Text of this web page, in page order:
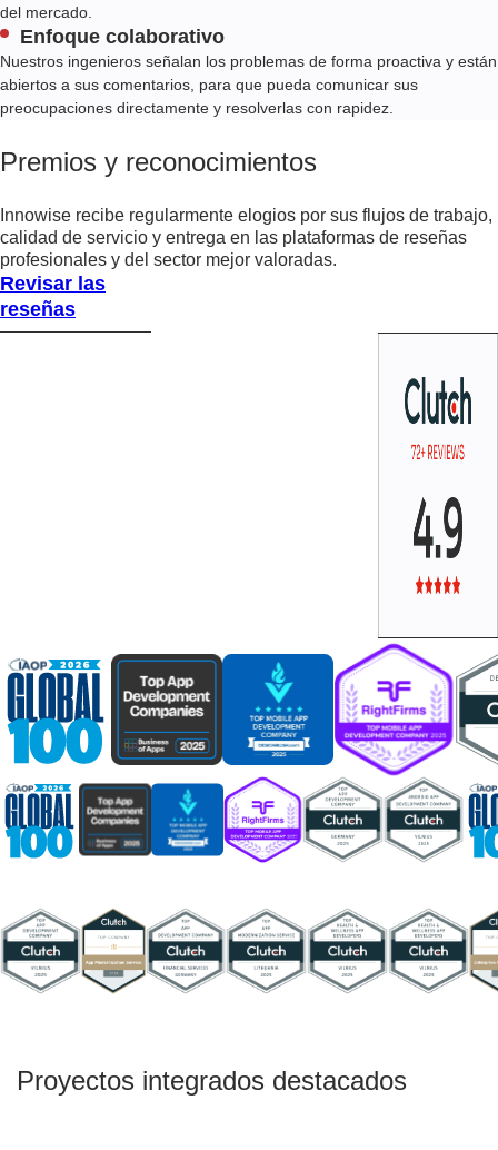
del mercado.
Enfoque colaborativo
Nuestros ingenieros señalan los problemas de forma proactiva y están
abiertos a sus comentarios, para que pueda comunicar sus
preocupaciones directamente y resolverlas con rapidez.
Premios y reconocimientos
Innowise recibe regularmente elogios por sus flujos de trabajo,
calidad de servicio y entrega en las plataformas de reseñas
profesionales y del sector mejor valoradas.
Revisar las
reseñas
Proyectos integrados destacados